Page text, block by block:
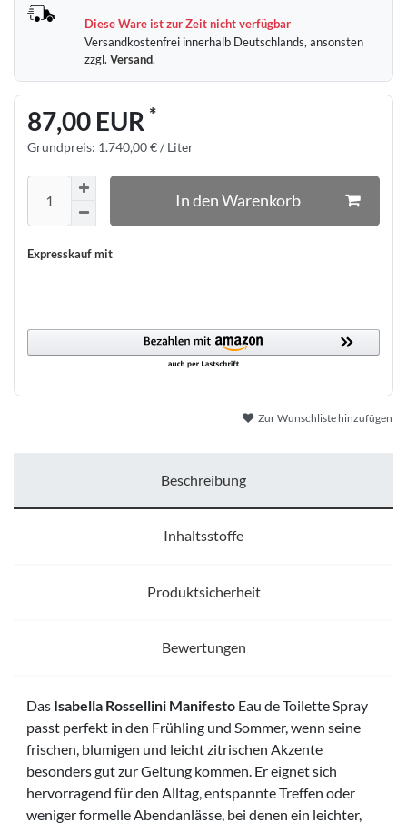
Diese Ware ist zur Zeit nicht verfügbar
Versandkostenfrei innerhalb Deutschlands, ansonsten
zzgl. Versand.
87,00 EUR *
Grundpreis: 1.740,00 € / Liter
In den Warenkorb
Expresskauf mit
Zur Wunschliste hinzufügen
Beschreibung
Inhaltsstoffe
Produktsicherheit
Bewertungen
Das Isabella Rossellini Manifesto Eau de Toilette Spray
passt perfekt in den Frühling und Sommer, wenn seine
frischen, blumigen und leicht zitrischen Akzente
besonders gut zur Geltung kommen. Er eignet sich
hervorragend für den Alltag, entspannte Treffen oder
weniger formelle Abendanlässe, bei denen ein leichter,